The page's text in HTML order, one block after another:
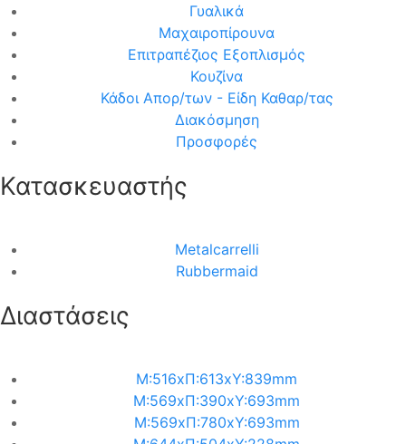
Γυαλικά
Μαχαιροπίρουνα
Επιτραπέζιος Εξοπλισμός
Κουζίνα
Κάδοι Απορ/των - Είδη Καθαρ/τας
Διακόσμηση
Προσφορές
Κατασκευαστής
Metalcarrelli
Rubbermaid
Διαστάσεις
M:516xΠ:613xΥ:839mm
M:569xΠ:390xΥ:693mm
M:569xΠ:780xΥ:693mm